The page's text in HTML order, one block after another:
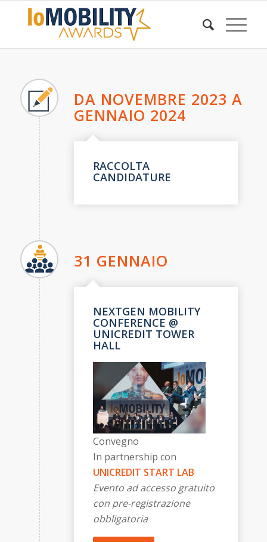
DA NOVEMBRE 2023 A
GENNAIO 2024
RACCOLTA
CANDIDATURE
31 GENNAIO
NEXTGEN MOBILITY
CONFERENCE @
UNICREDIT TOWER
HALL
Convegno
In partnership con
UNICREDIT START LAB
Evento ad accesso gratuito
con pre-registrazione
obbligatoria